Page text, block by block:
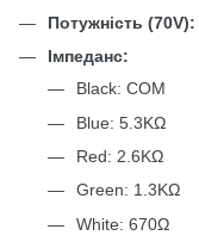
Потужність (70V):
Імпеданс:
Black: COM
Blue: 5.3KΩ
Red: 2.6KΩ
Green: 1.3KΩ
White: 670Ω